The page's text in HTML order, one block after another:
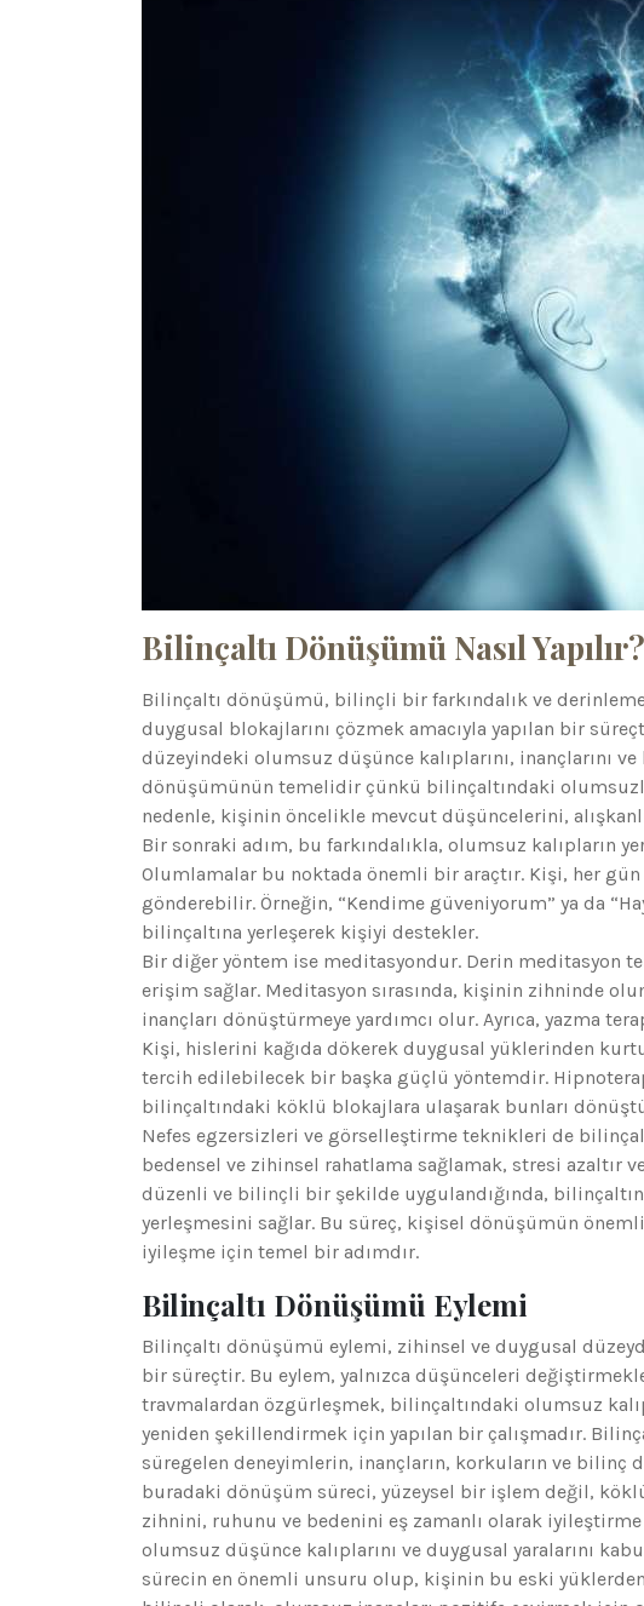
Bilinçaltı Dönüşümü Nasıl Yapılır?
Bilinçaltı dönüşümü, bilinçli bir farkındalık ve
duygusal blokajlarını çözmek amacıyla yapılan bir
düzeyindeki olumsuz düşünce kalıplarını, inançlarını
dönüşümünün temelidir çünkü bilinçaltındaki
nedenle, kişinin öncelikle mevcut düşüncelerini,
Bir sonraki adım, bu farkındalıkla, olumsuz
Olumlamalar bu noktada önemli bir araçtır. Kişi, her
gönderebilir. Örneğin, “Kendime güveniyorum” ya da
bilinçaltına yerleşerek kişiyi destekler.
Bir diğer yöntem ise meditasyondur. Derin meditasyon
erişim sağlar. Meditasyon sırasında, kişinin zihninde
inançları dönüştürmeye yardımcı olur. Ayrıca, yazma
Kişi, hislerini kağıda dökerek duygusal yüklerinden
tercih edilebilecek bir başka güçlü yöntemdir.
bilinçaltındaki köklü blokajlara ulaşarak bunları
Nefes egzersizleri ve görselleştirme teknikleri de
bedensel ve zihinsel rahatlama sağlamak, stresi azaltır
düzenli ve bilinçli bir şekilde uygulandığında,
yerleşmesini sağlar. Bu süreç, kişisel dönüşümün
iyileşme için temel bir adımdır.
Bilinçaltı Dönüşümü Eylemi
Bilinçaltı dönüşümü eylemi, zihinsel ve duygusal
bir süreçtir. Bu eylem, yalnızca düşünceleri
travmalardan özgürleşmek, bilinçaltındaki olumsuz
yeniden şekillendirmek için yapılan bir çalışmadır.
süregelen deneyimlerin, inançların, korkuların ve bilinç
buradaki dönüşüm süreci, yüzeysel bir işlem değil,
zihnini, ruhunu ve bedenini eş zamanlı olarak
olumsuz düşünce kalıplarını ve duygusal yaralarını
sürecin en önemli unsuru olup, kişinin bu eski